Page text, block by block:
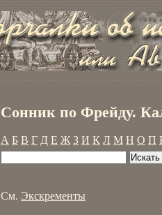
Сонник по Фрейду.
А Б В Г Д Е Ж З И К Л М Н О П
См. Экскременты